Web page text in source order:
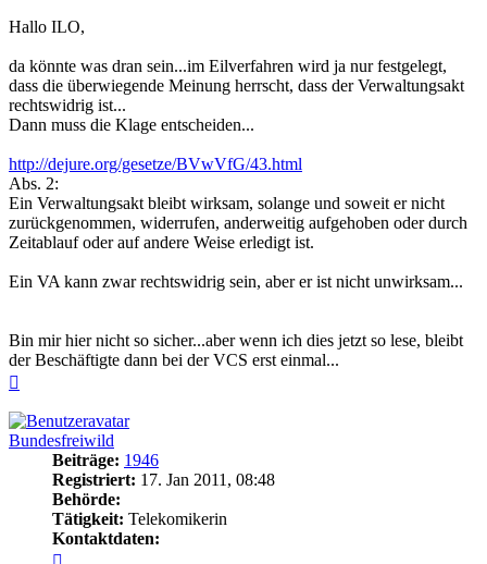
Hallo ILO,
da könnte was dran sein...im Eilverfahren wird ja nur festgelegt,
dass die überwiegende Meinung herrscht, dass der Verwaltungsakt
rechtswidrig ist...
Dann muss die Klage entscheiden...
http://dejure.org/gesetze/BVwVfG/43.html
Abs. 2:
Ein Verwaltungsakt bleibt wirksam, solange und soweit er nicht
zurückgenommen, widerrufen, anderweitig aufgehoben oder durch
Zeitablauf oder auf andere Weise erledigt ist.
Ein VA kann zwar rechtswidrig sein, aber er ist nicht unwirksam...
Bin mir hier nicht so sicher...aber wenn ich dies jetzt so lese, bleibt
der Beschäftigte dann bei der VCS erst einmal...
Bundesfreiwild
Beiträge: 1946
Registriert: 17. Jan 2011, 08:48
Behörde:
Tätigkeit: Telekomikerin
Kontaktdaten: